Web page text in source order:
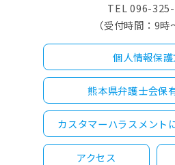
TEL 096-
（受付時間：9時
個人情報保護
熊本県弁護士会保
カスタマーハラスメント
アクセス